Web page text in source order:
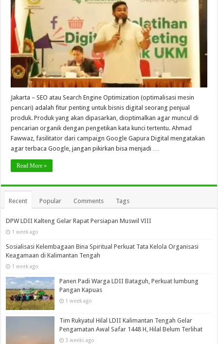
Jakarta – SEO atau Search Engine Optimization (optimalisasi mesin
pencari) adalah fitur penting untuk bisnis digital seorang penjual
produk. Produk yang akan dipasarkan, dioptimalkan agar muncul di
pencarian organik dengan pengetikan kata kunci tertentu. Ahmad
Fawwaz, fasilitator dari campaign Google Gapura Digital mengatakan
agar terbaca Google, jangan pikirkan bisa menjadi …
Read More »
Recent Popular Comments Tags
DPW LDII Kalteng Gelar Rapat Persiapan Muswil VIII
1 week ago
Sosialisasi Kelembagaan Bina Spiritual Perkuat Tata Kelola Organisasi
Keagamaan di Kalimantan Tengah
1 week ago
Panen Padi Warga LDII Bataguh, Perkuat lumbung
Pangan Kapuas
1 week ago
Tim Rukyatul Hilal LDII Kalimantan Tengah Gelar
Pengamatan Awal Safar 1448 H, Hilal Belum Terlihat
3 weeks ago